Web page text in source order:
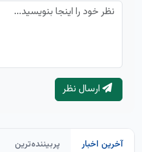
ارسال نظر
آخرین اخبار پربیننده‌ترین